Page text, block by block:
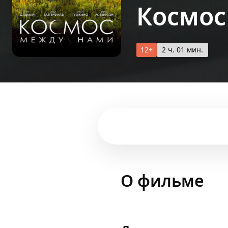
12+ 2 ч. 01 мин.
О фильме